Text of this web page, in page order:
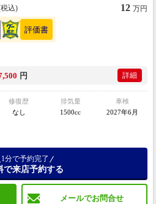
込) 12 万円
円 詳細
修復歴
なし
排気量
1500cc
車検
2027年6月
メールでお問合せ
1分で予約完了
で来店予約する